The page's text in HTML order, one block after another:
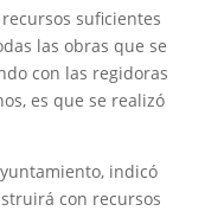
suficientes
las obras que se
con las regidoras
es que se realizó
indicó
con recursos